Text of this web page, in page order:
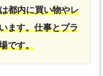
都内に買い物やレ
ます。仕事とプラ
です。